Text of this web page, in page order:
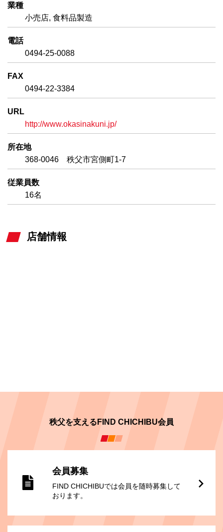
業種
小売店, 食料品製造
電話
0494-25-0088
FAX
0494-22-3384
URL
http://www.okasinakuni.jp/
所在地
368-0046 秩父市宮側町1-7
従業員数
16名
店舗情報
秩父を支えるFIND CHICHIBU会員
会員募集
FIND CHICHIBUでは会員を随時募集して
おります。